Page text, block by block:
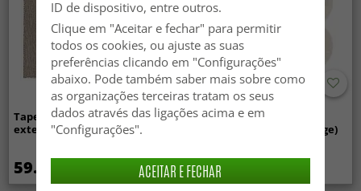
Tapete para interior e
exterior - Arlo (bege)
59.99 €
Tapete shaggy ondulado -
Aranga Super Soft Fur (bege)
49.99 €
ID de dispositivo, entre outros.
Clique em "Aceitar e fechar" para permitir
todos os cookies, ou ajuste as suas
preferências clicando em "Configurações"
abaixo. Pode também saber mais sobre como
as organizações terceiras tratam os seus
dados através das ligações acima e em
"Configurações".
ACEITAR E FECHAR